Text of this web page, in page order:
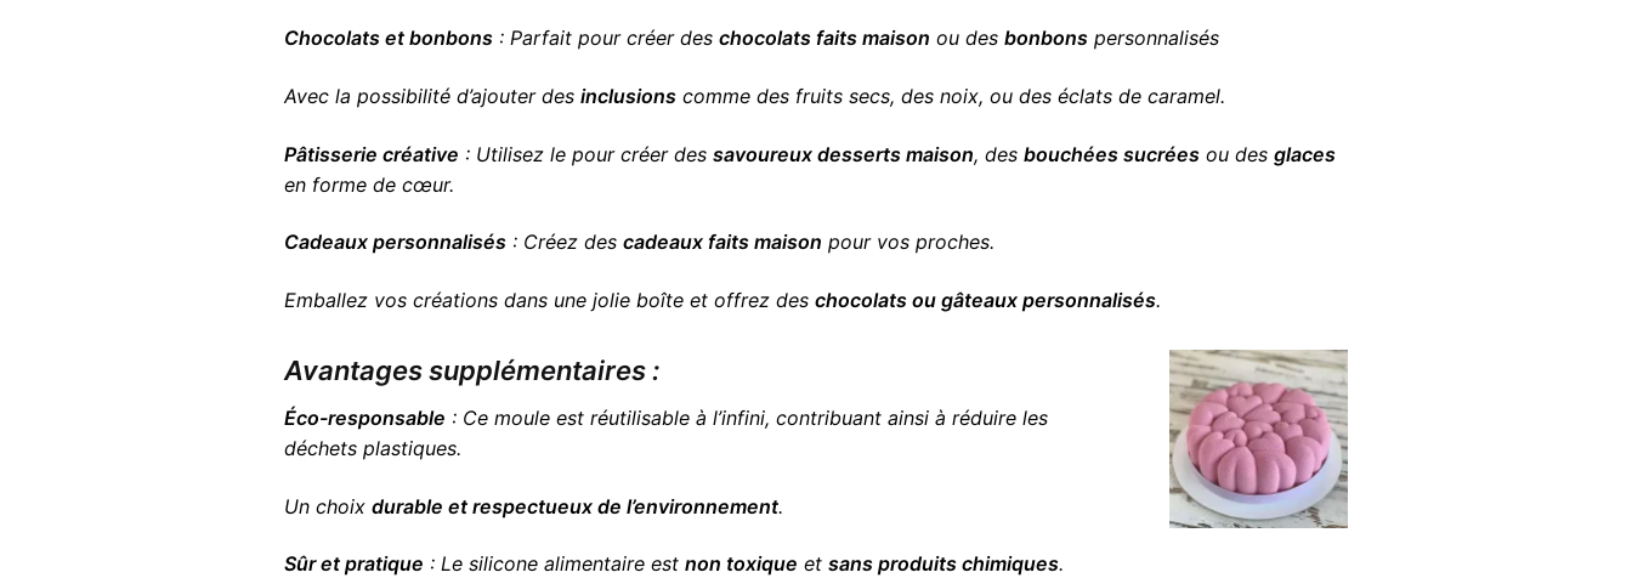
Chocolats et bonbons: Parfait pour créer des chocolats faits maison ou des bonbonspersonnalisés
Avec la possibilité d’ajouter des inclusionscomme des fruits secs, des noix, ou des éclats de caramel.
Pâtisserie créative : Utilisez le pour créer des savoureux desserts maison, des bouchées sucréesou des glaces
en forme de cœur.
Cadeaux personnalisés: Créez des cadeaux faits maison pour vos proches.
Emballez vos créations dans une jolie boîte et offrez des chocolats ou gâteaux personnalisés.
Avantages supplémentaires :
Éco-responsable : Ce moule est réutilisable à l’infini, contribuant ainsi à réduire les
déchets plastiques.
Un choix durable et respectueux de l’environnement.
Sûr et pratique : Le silicone alimentaire est non toxique et sans produits chimiques.